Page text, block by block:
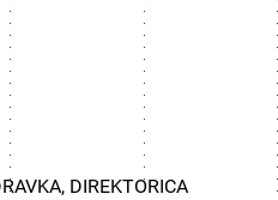
DIREKTORICA